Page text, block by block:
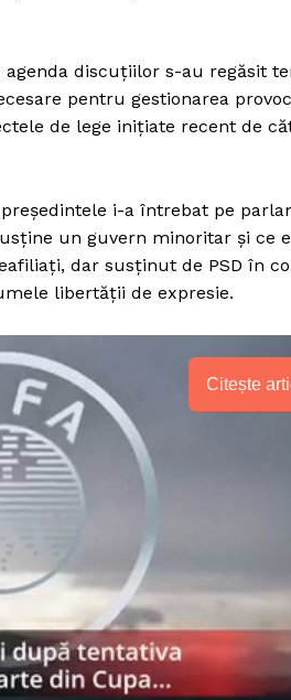
agenda discuțiilor s-au regăsit
pentru gestionarea
de lege inițiate recent de
i-a întrebat pe
un guvern minoritar și ce
dar susținut de PSD în
libertății de expresie.
Citește